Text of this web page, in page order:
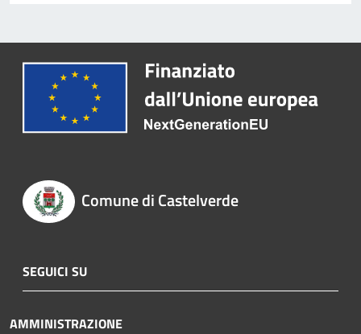
Comune di Castelverde
SEGUICI SU
AMMINISTRAZIONE